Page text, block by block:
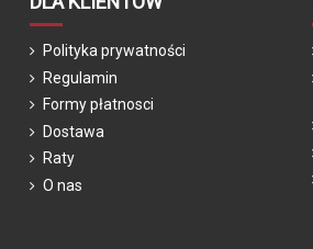
Rodzaj opon
Regulacja kierownicy
Osłona kierownicy
Podpórka
Polityka prywatności
Regulamin
Formy płatnosci
Dostawa
Raty
O nas